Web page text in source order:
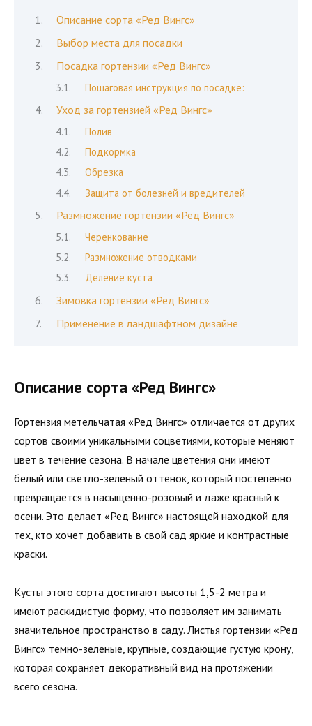
Описание сорта «Ред Вингс»
Выбор места для посадки
Посадка гортензии «Ред Вингс»
Пошаговая инструкция по посадке:
Уход за гортензией «Ред Вингс»
Полив
Подкормка
Обрезка
Защита от болезней и вредителей
Размножение гортензии «Ред Вингс»
Черенкование
Размножение отводками
Деление куста
Зимовка гортензии «Ред Вингс»
Применение в ландшафтном дизайне
Описание сорта «Ред Вингс»
Гортензия метельчатая «Ред Вингс» отличается от других
сортов своими уникальными соцветиями, которые меняют
цвет в течение сезона. В начале цветения они имеют
белый или светло-зеленый оттенок, который постепенно
превращается в насыщенно-розовый и даже красный к
осени. Это делает «Ред Вингс» настоящей находкой для
тех, кто хочет добавить в свой сад яркие и контрастные
краски.
Кусты этого сорта достигают высоты 1,5-2 метра и
имеют раскидистую форму, что позволяет им занимать
значительное пространство в саду. Листья гортензии «Ред
Вингс» темно-зеленые, крупные, создающие густую крону,
которая сохраняет декоративный вид на протяжении
всего сезона.